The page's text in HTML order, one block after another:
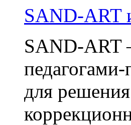
SAND-ART
SAND-ART
для